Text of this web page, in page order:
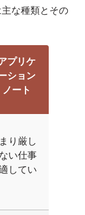
な種類とその
プリケ
ション
ノート
り厳し
い仕事
してい